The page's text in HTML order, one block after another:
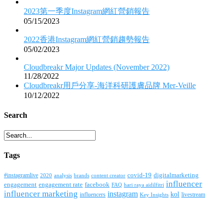
2023第一季度Instagram網紅營銷報告
05/15/2023
2022香港Instagram網紅營銷趨勢報告
05/02/2023
Cloudbreakr Major Updates (November 2022)
11/28/2022
Cloudbreakr用戶分享-海洋科研護膚品牌 Mer-Veille
10/12/2022
Search
Tags
#instagramlive 2020 analysis brands content creator covid-19 digitalmarketing
engagement engagement rate facebook FAQ hari raya aidilfitri influencer
influencer marketing influencers instagram Key Insights kol livestream